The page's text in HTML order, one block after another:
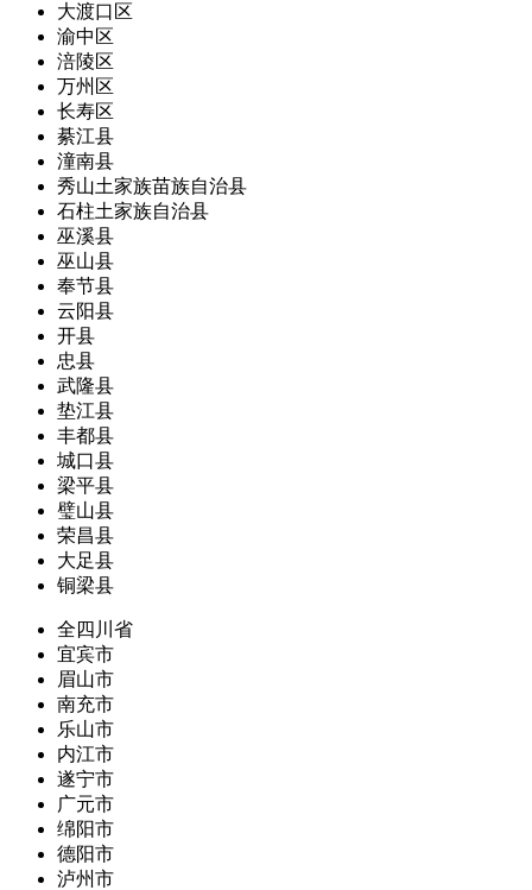
大渡口区
渝中区
涪陵区
万州区
长寿区
綦江县
潼南县
秀山土家族苗族自治县
石柱土家族自治县
巫溪县
巫山县
奉节县
云阳县
开县
忠县
武隆县
垫江县
丰都县
城口县
梁平县
璧山县
荣昌县
大足县
铜梁县
全四川省
宜宾市
眉山市
南充市
乐山市
内江市
遂宁市
广元市
绵阳市
德阳市
泸州市